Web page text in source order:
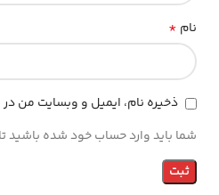
نام *
ذخیره نام، ایمیل و وبسایت من
شما باید وارد حساب خود شده باشید